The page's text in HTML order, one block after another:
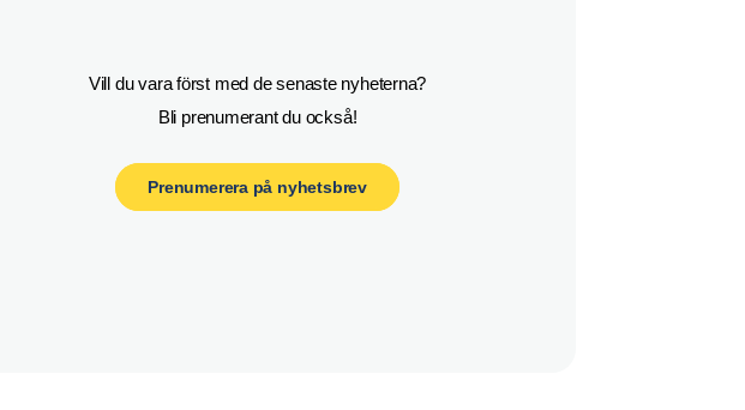
Vill du vara först med de senaste nyheterna?
Bli prenumerant du också!
Prenumerera på nyhetsbrev